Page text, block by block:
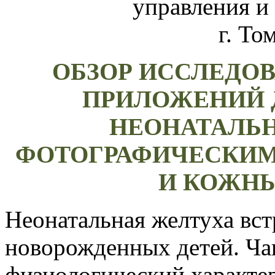
управления
г.
ОБЗОР
ПРИЛОЖЕНИЙ
И
Неонатальная желтуха
новорожденных детей.